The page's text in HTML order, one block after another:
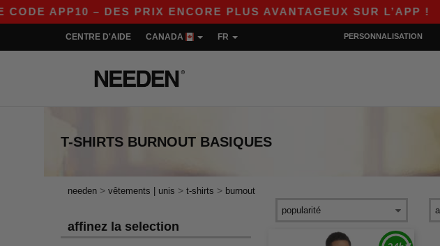
APP10 – DES PRIX ENCORE PLUS AVANTAGEUX SUR L’APP !|
CENTRE D'AIDE CANADA FR PERSONNALISATION
T-SHIRTS BURNOUT BASIQUES
needen > vêtements | unis > t-shirts > burnout
affinez la selection